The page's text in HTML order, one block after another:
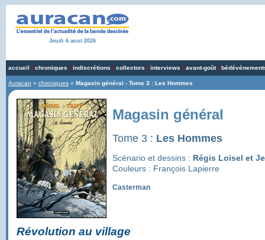
Jeudi 6 aout 2026
accueil | chroniques | indiscrétions | collectors | interviews | avant-goût|
Auracan » chroniques » Magasin général - Tome 3 : Les Hommes
Magasin général
Tome 3 : Les Hommes
Scénario et dessins : Régis Loisel et
Couleurs : François Lapierre
Casterman
Révolution au village